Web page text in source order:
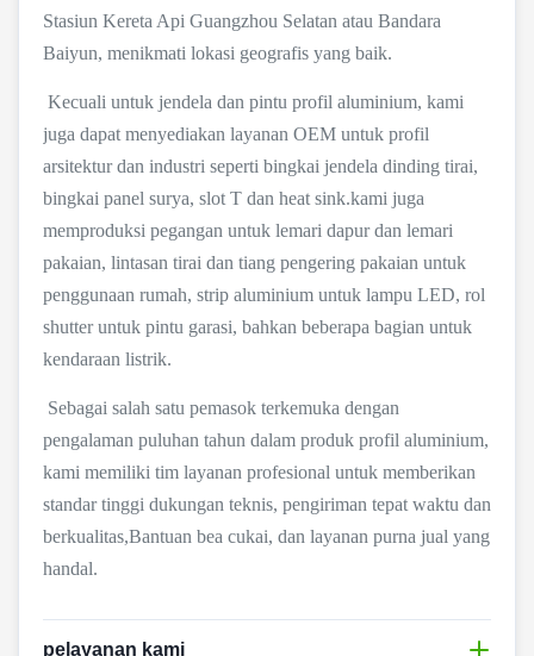
Stasiun Kereta Api Guangzhou Selatan atau Bandara
Baiyun, menikmati lokasi geografis yang baik.
Kecuali untuk jendela dan pintu profil aluminium, kami
juga dapat menyediakan layanan OEM untuk profil
arsitektur dan industri seperti bingkai jendela dinding tirai,
bingkai panel surya, slot T dan heat sink.kami juga
memproduksi pegangan untuk lemari dapur dan lemari
pakaian, lintasan tirai dan tiang pengering pakaian untuk
penggunaan rumah, strip aluminium untuk lampu LED, rol
shutter untuk pintu garasi, bahkan beberapa bagian untuk
kendaraan listrik.
Sebagai salah satu pemasok terkemuka dengan
pengalaman puluhan tahun dalam produk profil aluminium,
kami memiliki tim layanan profesional untuk memberikan
standar tinggi dukungan teknis, pengiriman tepat waktu dan
berkualitas,Bantuan bea cukai, dan layanan purna jual yang
handal.
pelayanan kami